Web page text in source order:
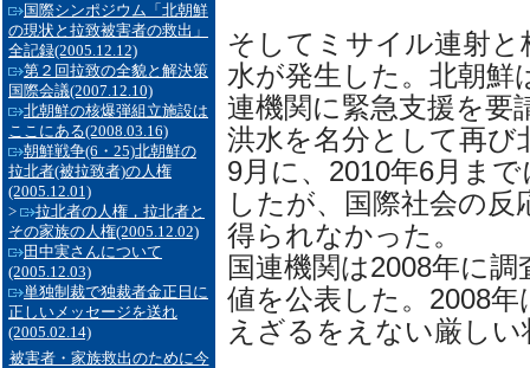
国際シンポジウム「北朝鮮
の現状と拉致被害者の救出」
全記録(2005.12.12)
第２回拉致の全貌と解決策
国際会議(2007.12.10)
北朝鮮の核爆弾組立施設は
ここにある(2008.03.16)
朝鮮戦争(6・25)北朝鮮の
拉北者(被拉致者)の人権
(2005.12.01)
>
拉北者の人権，拉北者と
その家族の人権(2005.12.02)
田中実さんについて
(2005.12.03)
単独制裁で独裁者金正日に
正しいメッセージを送れ
(2005.02.14)
被害者・家族救出のために今
そしてミサイル連射
水が発生した。北朝鮮
連機関に緊急支援を要
洪水を名分として再び
9月に、2010年6月ま
したが、国際社会の
得られなかった。
国連機関は2008年に
値を公表した。2008
えざるをえない厳し